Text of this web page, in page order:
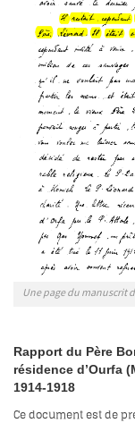
Une page du manuscrit
Rapport du Père
résidence d’Ourfa
1914-1918
Ce document est de